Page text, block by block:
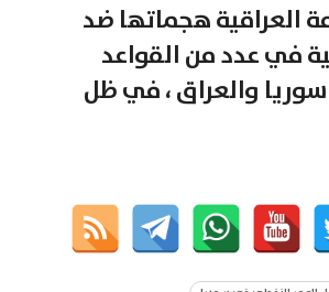
العراقية هجماتها ضد
في عدد من القواعد
والعراق ، في ظل